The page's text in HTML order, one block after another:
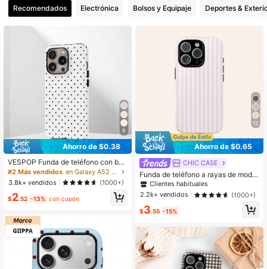
Recomendados Electrónica Bolsos y Equipaje Deportes &
6
Ahorro de $0.38
VESPOP Funda de teléfono con bas
e rosa y lunares negros, estilo lindo
Y2K. Compatible con modelos iPho
ne 17, 16, 15, 14, 13, 12, 11 Pro Max
Plus
#2 Más vendidos
en Galaxy A52 5G Fundas para teléfonos
3.8k+ vendidos
(1000+)
$2.52 -13% con cupón
13
Ahorro de $0.65
CHIC CASE
Funda de teléfono a rayas de moda
rosa y blanca, compatible con iPho
ne 17/16/15/14/13/12/11 Pro Max, e
stilo pastel de primavera
Clientes habituales
2.2k+ vendidos
(1000+)
$3.55 -15%